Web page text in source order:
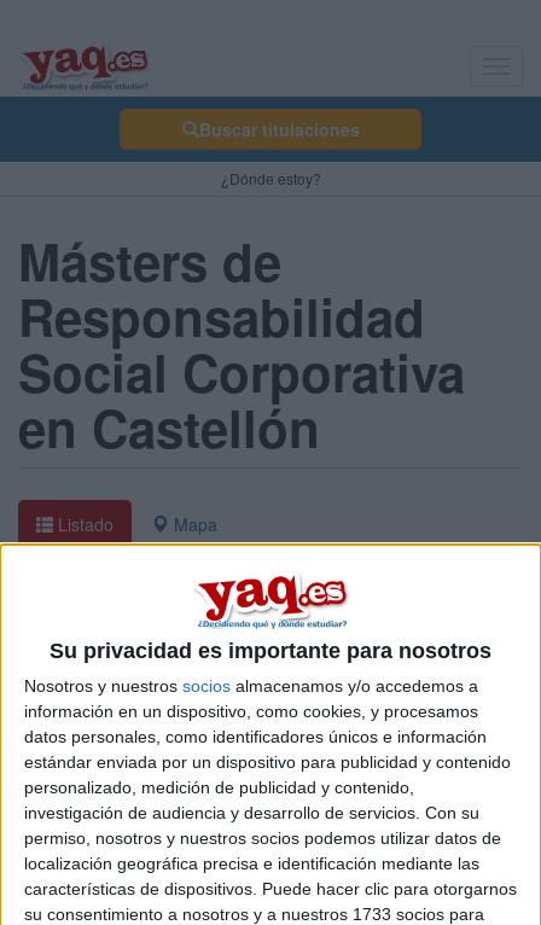
Su privacidad es importante para nosotros
Nosotros y nuestros socios almacenamos y/o accedemos a
información en un dispositivo, como cookies, y procesamos
datos personales, como identificadores únicos e información
estándar enviada por un dispositivo para publicidad y contenido
personalizado, medición de publicidad y contenido,
investigación de audiencia y desarrollo de servicios. Con su
permiso, nosotros y nuestros socios podemos utilizar datos de
localización geográfica precisa e identificación mediante las
características de dispositivos. Puede hacer clic para otorgarnos
su consentimiento a nosotros y a nuestros 1733 socios para
Buscar titulaciones
¿Dónde estoy?
Másters de
Responsabilidad
Social Corporativa
en Castellón
Listado Mapa
1 opciónpara hacer un
de responsabilidad social corporativa.
ampliar tu búsqueda a toda España
másters en responsabilidad social corporativa entre los que
puedes elegir. Estos estudios están asociados a la rama de
Ciencias sociales y jurídicas.
Online |Castellón
Máster Universitario en
Sostenibilidad y Responsabilidad Social
Corporativa
UNIVERSITAT JAUME I (Universidad Pública)
Tipo: Máster
Pídeles información ¡GRATIS!